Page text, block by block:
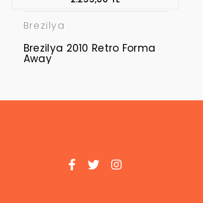
Brezilya
Brezilya 2010 Retro Forma
Away